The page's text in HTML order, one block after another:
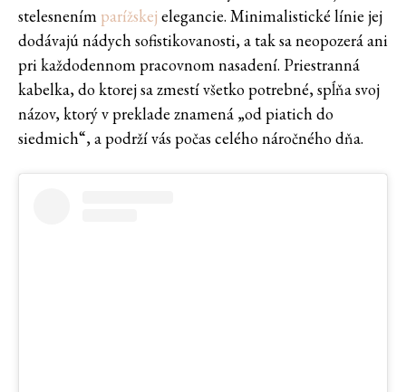
stelesnením parížskej elegancie. Minimalistické línie jej
dodávajú nádych sofistikovanosti, a tak sa neopozerá ani
pri každodennom pracovnom nasadení. Priestranná
kabelka, do ktorej sa zmestí všetko potrebné, spĺňa svoj
názov, ktorý v preklade znamená „od piatich do
siedmich“, a podrží vás počas celého náročného dňa.